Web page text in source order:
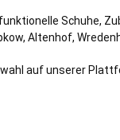
Schuhe,
, Altenhof,
auf unserer